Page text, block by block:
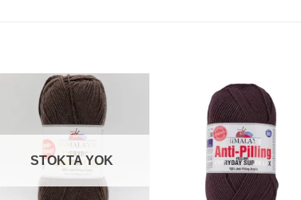
STOKTA YOK